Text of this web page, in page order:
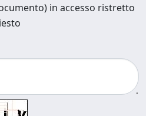
in accesso ristretto